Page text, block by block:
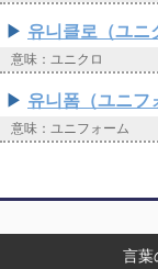
유니클로（ユニ
意味：ユニクロ
유니폼（ユニフ
意味：ユニフォーム
言葉